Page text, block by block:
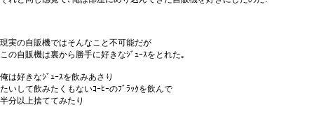
現実の自販機ではそんなこと不可能だが
この自販機は裏から勝手に好きなｼﾞｭｰｽをとれた｡
俺は好きなｼﾞｭｰｽを飲みあさり
たいして飲みたくもないｺｰﾋｰのﾌﾞﾗｯｸを飲んで
半分以上捨ててみたり